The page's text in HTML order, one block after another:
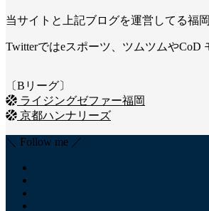
当サイトと上記ブログを運営してる福
Twitterではeスポーツ、ツムツムやCoD
〔Bリーグ〕
ライジングゼファー福岡
京都ハンナリーズ
＼ Follow me ／